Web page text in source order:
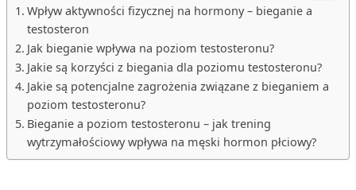
Wpływ aktywności fizycznej na hormony – bieganie a
testosteron
Jak bieganie wpływa na poziom testosteronu?
Jakie są korzyści z biegania dla poziomu testosteronu?
Jakie są potencjalne zagrożenia związane z bieganiem a
poziom testosteronu?
Bieganie a poziom testosteronu – jak trening
wytrzymałościowy wpływa na męski hormon płciowy?